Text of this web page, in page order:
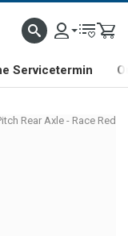
& SHOWROOM IN
Servicetermin
Rear Axle - Race Red